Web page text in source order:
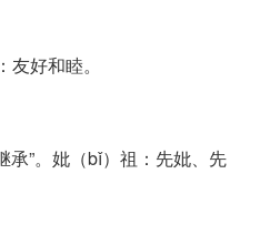
好和睦。
承”。妣（bǐ）祖：先妣、先